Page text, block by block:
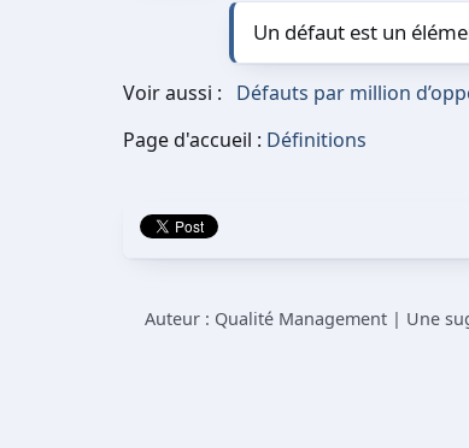
Un défaut est un
Voir aussi : Défauts par million
Page d'accueil : Définitions
Auteur : Qualité Management | Une